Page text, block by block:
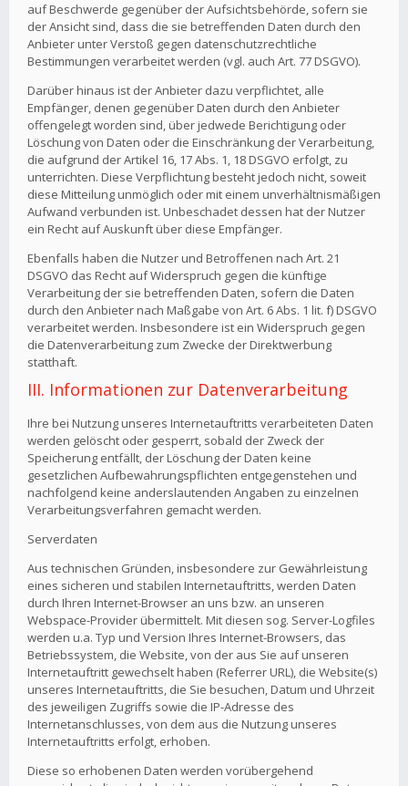
auf Beschwerde gegenüber der Aufsichtsbehörde, sofern sie
der Ansicht sind, dass die sie betreffenden Daten durch den
Anbieter unter Verstoß gegen datenschutzrechtliche
Bestimmungen verarbeitet werden (vgl. auch Art. 77 DSGVO).
Darüber hinaus ist der Anbieter dazu verpflichtet, alle
Empfänger, denen gegenüber Daten durch den Anbieter
offengelegt worden sind, über jedwede Berichtigung oder
Löschung von Daten oder die Einschränkung der Verarbeitung,
die aufgrund der Artikel 16, 17 Abs. 1, 18 DSGVO erfolgt, zu
unterrichten. Diese Verpflichtung besteht jedoch nicht, soweit
diese Mitteilung unmöglich oder mit einem unverhältnismäßigen
Aufwand verbunden ist. Unbeschadet dessen hat der Nutzer
ein Recht auf Auskunft über diese Empfänger.
Ebenfalls haben die Nutzer und Betroffenen nach Art. 21
DSGVO das Recht auf Widerspruch gegen die künftige
Verarbeitung der sie betreffenden Daten, sofern die Daten
durch den Anbieter nach Maßgabe von Art. 6 Abs. 1 lit. f) DSGVO
verarbeitet werden. Insbesondere ist ein Widerspruch gegen
die Datenverarbeitung zum Zwecke der Direktwerbung
statthaft.
III. Informationen zur Datenverarbeitung
Ihre bei Nutzung unseres Internetauftritts verarbeiteten Daten
werden gelöscht oder gesperrt, sobald der Zweck der
Speicherung entfällt, der Löschung der Daten keine
gesetzlichen Aufbewahrungspflichten entgegenstehen und
nachfolgend keine anderslautenden Angaben zu einzelnen
Verarbeitungsverfahren gemacht werden.
Serverdaten
Aus technischen Gründen, insbesondere zur Gewährleistung
eines sicheren und stabilen Internetauftritts, werden Daten
durch Ihren Internet-Browser an uns bzw. an unseren
Webspace-Provider übermittelt. Mit diesen sog. Server-Logfiles
werden u.a. Typ und Version Ihres Internet-Browsers, das
Betriebssystem, die Website, von der aus Sie auf unseren
Internetauftritt gewechselt haben (Referrer URL), die Website(s)
unseres Internetauftritts, die Sie besuchen, Datum und Uhrzeit
des jeweiligen Zugriffs sowie die IP-Adresse des
Internetanschlusses, von dem aus die Nutzung unseres
Internetauftritts erfolgt, erhoben.
Diese so erhobenen Daten werden vorübergehend